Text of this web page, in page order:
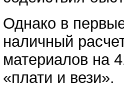
Однако в
наличный
материалов на
«плати и вези».